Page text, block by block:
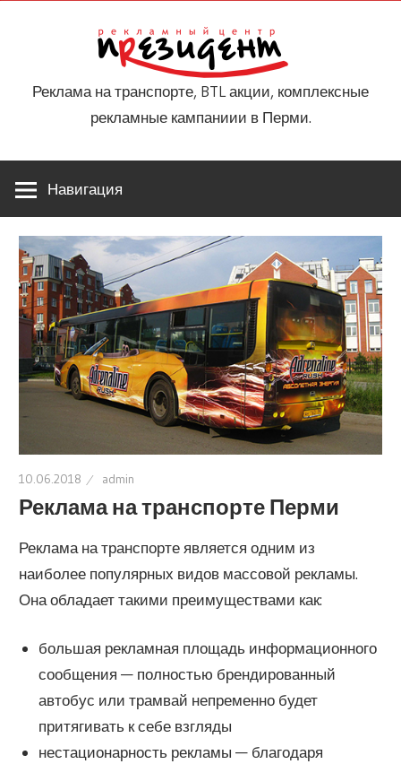
Реклама на транспорте, BTL акции, комплексные
рекламные кампаниии в Перми.
Навигация
10.06.2018 admin
Реклама на транспорте Перми
Реклама на транспорте является одним из
наиболее популярных видов массовой рекламы.
Она обладает такими преимуществами как:
большая рекламная площадь информационного
сообщения — полностью брендированный
автобус или трамвай непременно будет
притягивать к себе взгляды
нестационарность рекламы — благодаря